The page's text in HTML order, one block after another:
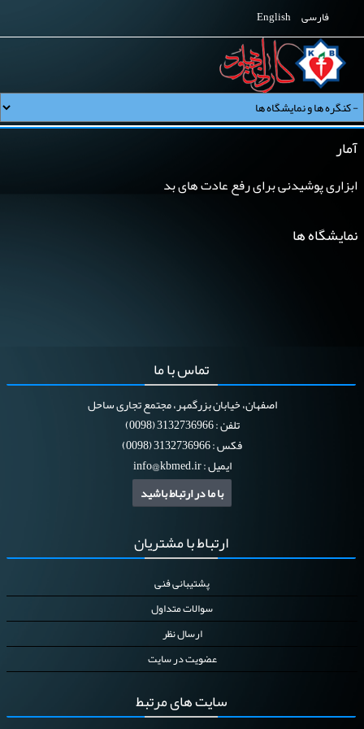
فارسی English
آمار
ابزاری پوشیدنی برای رفع عادت های بد
نمایشگاه ها
تماسبا ما
اصفهان، خیابان بزرگمهر، مجتمع تجاری ساحل
تلفن : 3132736966 (0098)
فکس : 3132736966 (0098)
ایمیل :info@kbmed.ir
با ما در ارتباط باشید
ارتباطبا مشتریان
پشتیبانی فنی
سوالات متداول
ارسال نظر
عضویت در سایت
سایتهای مرتبط